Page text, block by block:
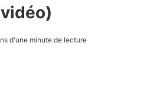
d'une minute de lecture